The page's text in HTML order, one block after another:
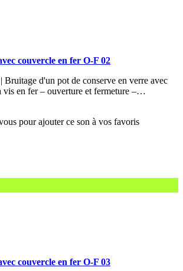
couvercle en fer O-F 02
Bruitage d'un pot de conserve en verre avec
vis en fer – ouverture et fermeture –…
couvercle en fer O-F 03